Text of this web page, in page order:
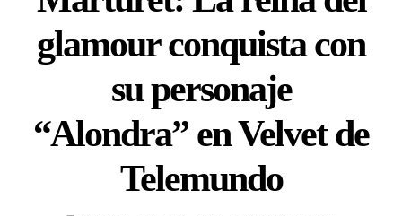
glamour conquista con
su personaje
“Alondra” en Velvet de
Telemundo